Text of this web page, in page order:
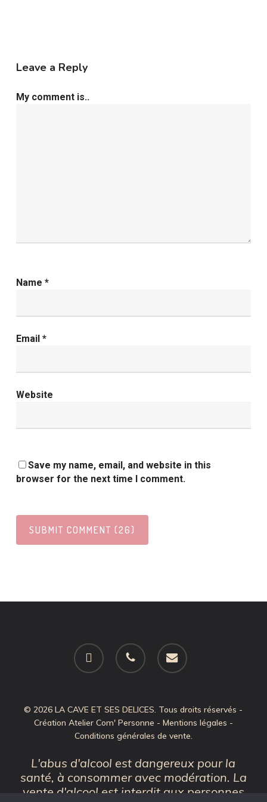
Leave a Reply
My comment is..
Name *
Email *
Website
Save my name, email, and website in this
browser for the next time I comment.
facebook phone email
© 2026 LA CAVE ET SES DELICES. Tous droits réservés -
Création Atelier Com' Personne - Mentions légales -
Conditions générales de vente.
L'abus d'alcool est dangereux pour la
santé, à consommer avec modération. La
vente d'alcool est interdit aux personnes